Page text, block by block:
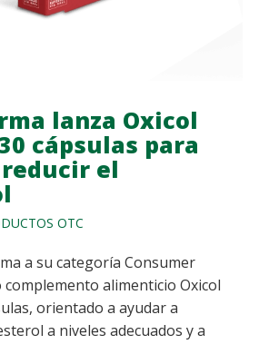
lanza Oxicol
cápsulas para
el
OTC
a su categoría Consumer
alimenticio Oxicol
orientado a ayudar a
a niveles adecuados y a